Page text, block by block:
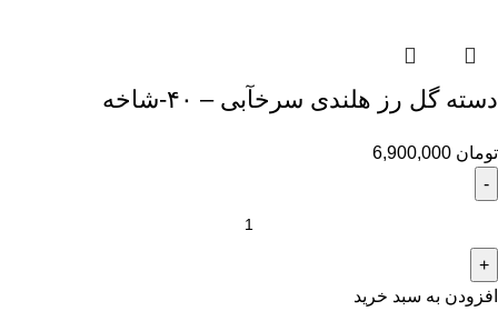
دسته گل رز هلندی سرخآبی – ۴۰-شاخه
تومان
افزودن به سبد خرید